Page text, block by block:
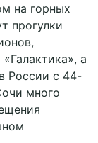
на горных
прогулки
а
России с 44-
много